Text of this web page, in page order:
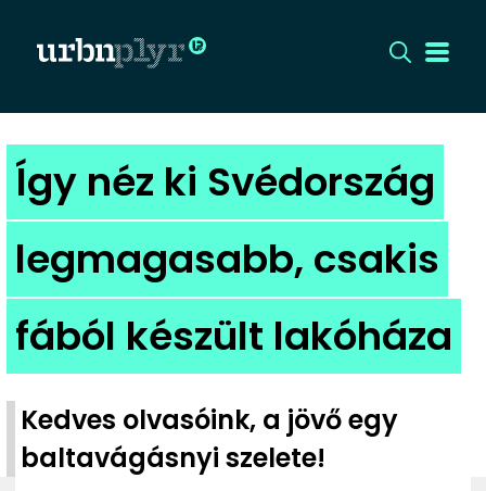
CÍMLAP
DIZÁJN
DIVAT
HIP
KULT
UTCA
Így néz ki Svédország
legmagasabb, csakis
fából készült lakóháza
Kedves olvasóink, a jövő egy
baltavágásnyi szelete!